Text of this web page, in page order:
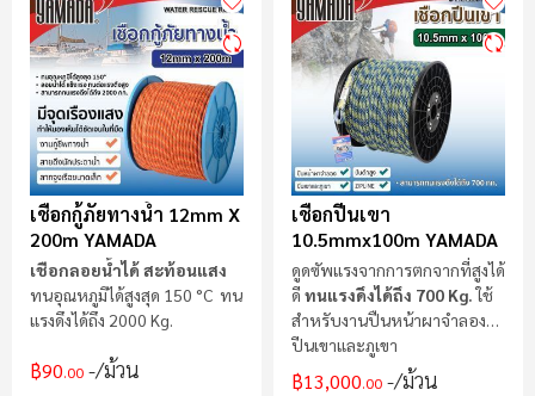
เชือกกู้ภัยทางน้ำ 12mm X
200m YAMADA
เชือกลอยน้ำได้ สะท้อนแสง
ทนอุณหภูมิได้สูงสุด 150 °C ทน
แรงดึงได้ถึง 2000 Kg.
฿90.00 /ม้วน
เชือกปีนเขา
10.5mmx100m YAMADA
ดูดซัพแรงจากการตกจากที่สูงได้
ดี ทนแรงดึงได้ถึง 700 Kg.ใช้
สำหรับงานปืนหน้าผาจำลอง
ปีนเขาและภูเขา
฿13,000.00 /ม้วน